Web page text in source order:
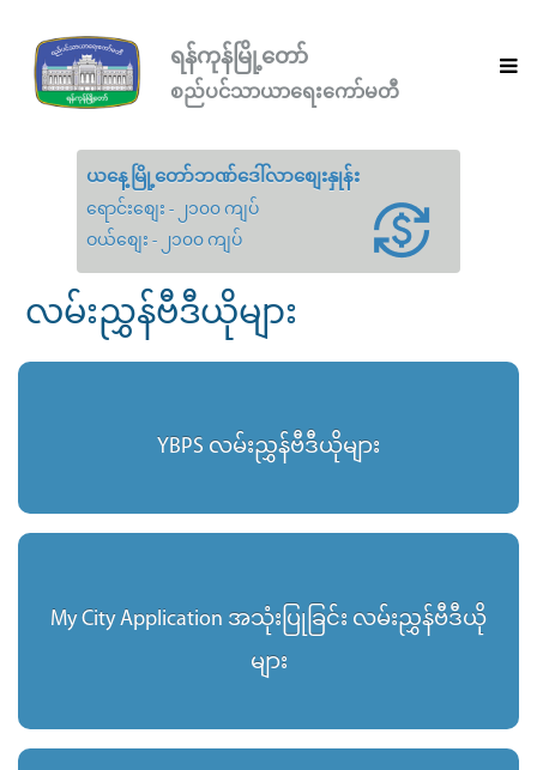
ရန်ကုန်မြို့တော်
စည်ပင်သာယာရေးကော်မတီ
ယနေ့မြို့တော်ဘဏ်ဒေါ်လာစျေးနှုန်း
ရောင်းစျေး - ၂၁၀၀ ကျပ်
ဝယ်စျေး - ၂၁၀၀ ကျပ်
လမ်းညွှန်ဗီဒီယိုများ
YBPS လမ်းညွှန်ဗီဒီယိုများ
My City Application အသုံးပြုခြင်း လမ်းညွှန်ဗီဒီယို
များ